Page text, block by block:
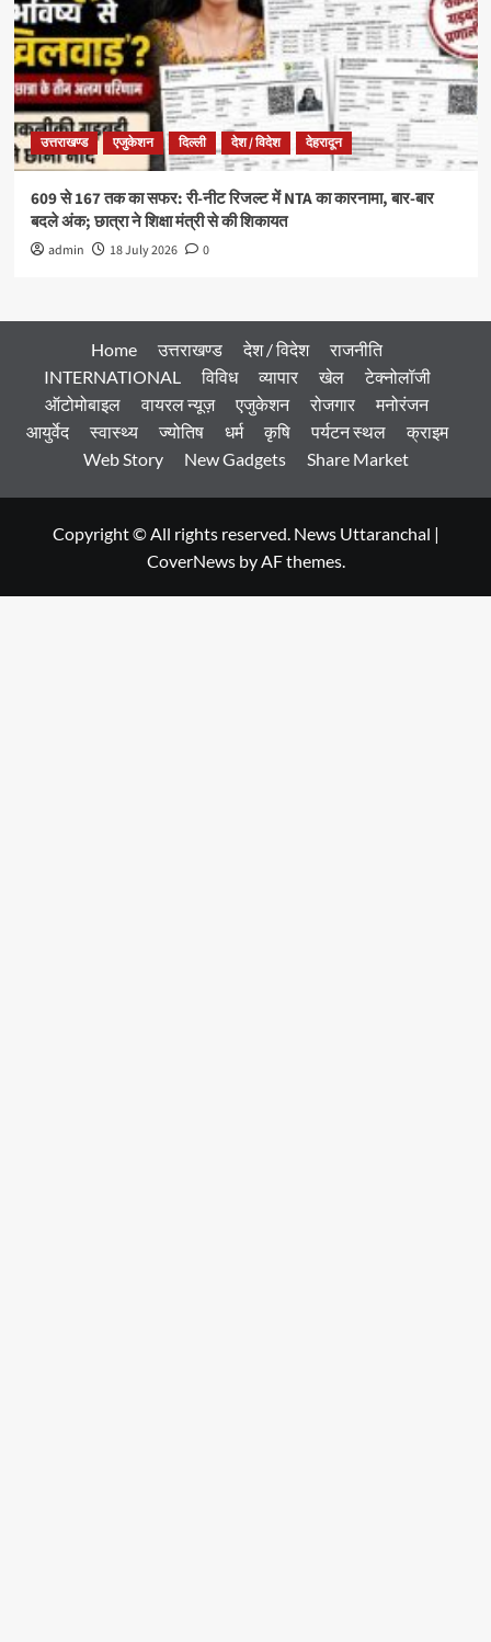
उत्तराखण्ड एजुकेशन दिल्ली देश / विदेश देहरादून
609 से 167 तक का सफर: री-नीट रिजल्ट में NTA का कारनामा, बार-बार
बदले अंक; छात्रा ने शिक्षा मंत्री से की शिकायत
admin 18 July 2026 0
Home उत्तराखण्ड देश / विदेश
राजनीति
INTERNATIONAL
विविध व्यापार खेल
टेक्नोलॉजी
ऑटोमोबाइल
वायरल न्यूज़ एजुकेशन रोजगार
मनोरंजन
आयुर्वेद
स्वास्थ्य ज्योतिष धर्म कृषि पर्यटन स्थल
क्राइम
Web Story
New Gadgets Share Market
Copyright © All rights reserved. News Uttaranchal |
CoverNewsby AF themes.